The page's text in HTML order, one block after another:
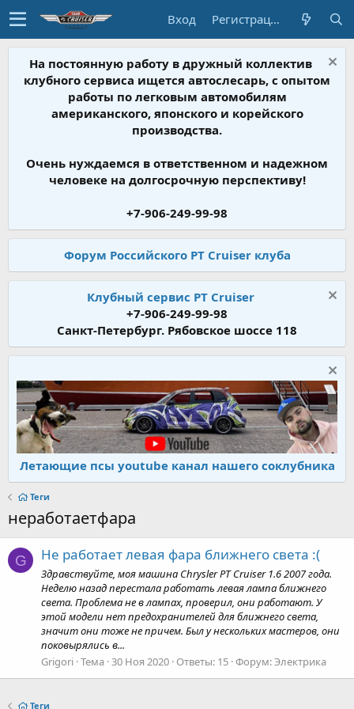
Вход Регистрация
На постоянную работу в дружный коллектив
клубного сервиса ищется автослесарь, с опытом
работы по легковым автомобилям
американского, японского и корейского
производства.
Очень нуждаемся в ответственном и надежном
человеке на долгосрочную перспективу!
+7-906-249-99-98
Форум Российского PT Cruiser клуба
Клубный сервис PT Cruiser
+7-906-249-99-98
Санкт-Петербург. Рябовское шоссе 118
Летающие псы youtube канал нашего соклубника
Теги
неработаетфара
G Не работает левая фара ближнего света :(
Здравствуйте, моя машина Chrysler PT Cruiser 1.6 2007 года.
Неделю назад перестала работать левая лампа ближнего
света. Проблема не в лампах, проверил, они работают. У
этой модели нет предохранителей для ближнего света,
значит они тоже не причем. Был у нескольких мастеров, они
поковырялись в...
Grigori Тема 30 Ноя 2020 Ответы: 15 Форум:Электрика
Теги